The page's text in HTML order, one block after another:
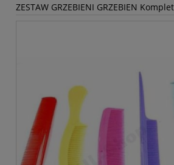
ZESTAW GRZEBIENI GRZEBIEN